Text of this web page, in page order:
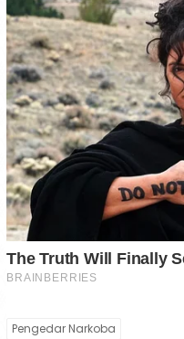
Pengedar Narkoba